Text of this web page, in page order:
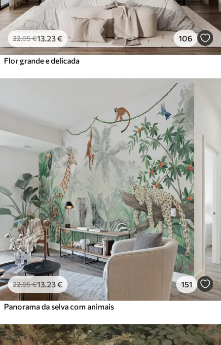
22.05€13 .23€ 106
Flor grande e delicada
22.05€13 .23€ 151
Panorama da selva com animais